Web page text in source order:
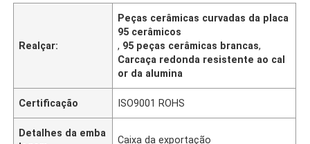
Realçar:
Peças cerâmicas curvadas da placa
95 cerâmicos
, 95 peças cerâmicas brancas,
Carcaça redonda resistente ao cal
or da alumina
Certificação ISO9001 ROHS
Detalhes da emba
Caixa da exportação